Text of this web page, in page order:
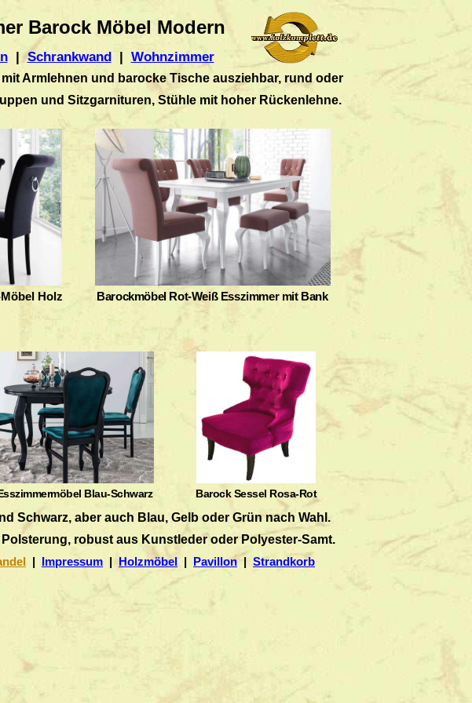
Barock Möbel Modern
|Schrankwand| Wohnzimmer
Armlehnen und barocke Tische ausziehbar, rund oder
und Sitzgarnituren, Stühle mit hoher Rückenlehne.
Holz Barockmöbel Rot-Weiß Esszimmer mit Bank
Blau-Schwarz Barock Sessel Rosa-Rot
Schwarz, aber auch Blau, Gelb oder Grün nach Wahl.
robust aus Kunstleder oder Polyester-Samt.
| Impressum | Holzmöbel | Pavillon| Strandkorb